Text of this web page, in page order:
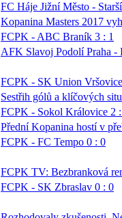
FC Háje Jižní Město -
Kopanina Masters 2017
FCPK - ABC Braník 3 : 1
AFK Slavoj Podolí Praha -
FCPK - SK Union
Sestřih gólů a klíčových
FCPK - Sokol Královice 2
Přední Kopanina hostí v
FCPK - FC Tempo 0 : 0
FCPK TV: Bezbranková
FCPK - SK Zbraslav 0 : 0